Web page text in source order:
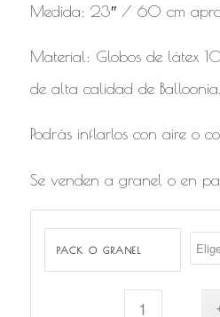
Medida: 23″ / 60 cm
Material: Globos de látex
de alta calidad de Balloonia.
Podrás inflarlos con aire o
Se venden a granel o en
PACK O GRANEL